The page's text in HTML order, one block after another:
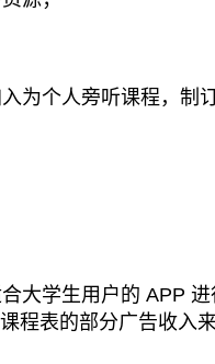
为个人旁听课程，制订
大学生用户的 APP
程表的部分广告收入来